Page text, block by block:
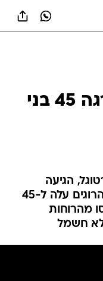
הסופה "סינתיה" הרגה 45 בני
הגיעה
הסופה סינתיה לצרפת ומספר ההרוגים עלה ל-45
מהרוחות
ללא חשמל